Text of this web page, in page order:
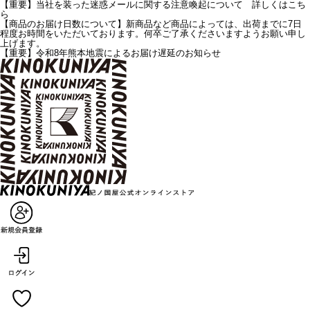
【重要】当社を装った迷惑メールに関する注意喚起について 詳しくはこち
ら
【商品のお届け日数について】新商品など商品によっては、出荷までに7日
程度お時間をいただいております。何卒ご了承くださいますようお願い申し
上げます。
【重要】令和8年熊本地震によるお届け遅延のお知らせ